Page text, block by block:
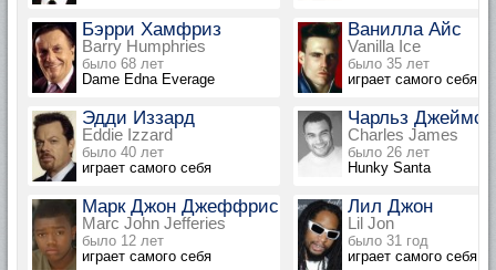
Бэрри Хамфриз
Barry Humphries
было 68 лет
Dame Edna Everage
Ванилла Айс
Vanilla Ice
было 35 лет
играет самого себя
Эдди Иззард
Eddie Izzard
было 40 лет
играет самого себя
Чарльз Джеймс
Charles James
было 26 лет
Hunky Santa
Марк Джон Джеффрис
Marc John Jefferies
было 12 лет
играет самого себя
Лил Джон
Lil Jon
было 31 год
играет самого себя